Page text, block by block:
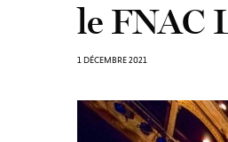
le FNAC
1 DÉCEMBRE 2021